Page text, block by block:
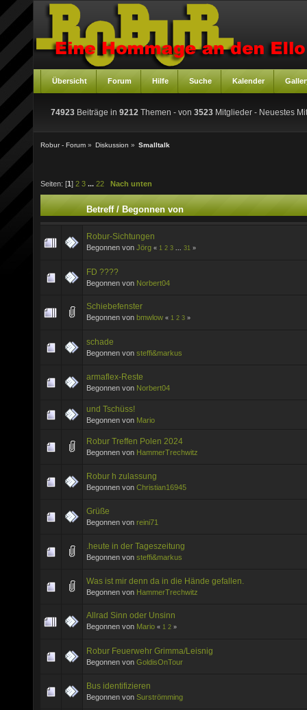
Übersicht Forum Hilfe Suche Kalender
74923 Beiträge in 9212 Themen - von 3523 Mitglieder - Neuestes
Robur - Forum » Diskussion » Smalltalk
Seiten: [1 ] 2 3 ... 22 Nach unten
Betreff/Begonnen von
Robur-Sichtungen
Begonnen von Jörg « 1 2 3 31 »
FD ????
Begonnen von Norbert04
Schiebefenster
Begonnen von bmwlow « 1 2 3 »
schade
Begonnen von steffi&markus
armaflex-Reste
Begonnen von Norbert04
und Tschüss!
Begonnen von Mario
Robur Treffen Polen 2024
Begonnen von HammerTrechwitz
Robur h zulassung
Begonnen von Christian16945
Grüße
Begonnen von reini71
.heute in der Tageszeitung
Begonnen von steffi&markus
Was ist mir denn da in die Hände gefallen.
Begonnen von HammerTrechwitz
Allrad Sinn oder Unsinn
Begonnen von Mario « 1 2 »
Robur Feuerwehr Grimma/Leisnig
Begonnen von GoldisOnTour
Bus identifizieren
Begonnen von Surströmming